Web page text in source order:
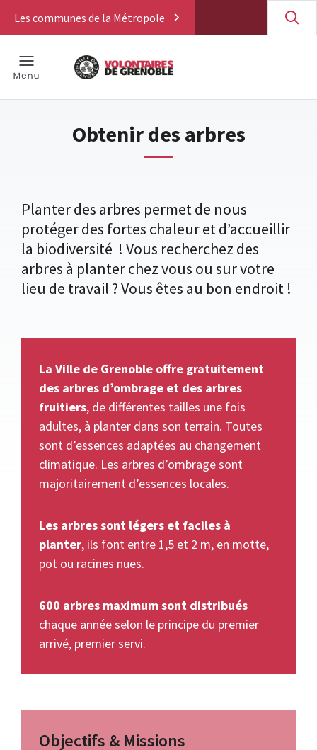
Les communes de la Métropole
Obtenir des arbres
Planter des arbres permet de nous
protéger des fortes chaleur et d’accueillir
la biodiversité ! Vous recherchez des
arbres à planter chez vous ou sur votre
lieu de travail ? Vous êtes au bon endroit !
La Ville de Grenoble offre gratuitement
des arbres d’ombrage et des arbres
fruitiers, de différentes tailles une fois
adultes, à planter dans son terrain. Toutes
sont d’essences adaptées au changement
climatique. Les arbres d’ombrage sont
majoritairement d’essences locales.
Les arbres sont légers et faciles à
planter, ils font entre 1,5 et 2 m, en motte,
pot ou racines nues.
600 arbres maximum sont distribués
chaque année selon le principe du premier
arrivé, premier servi.
Objectifs & Missions